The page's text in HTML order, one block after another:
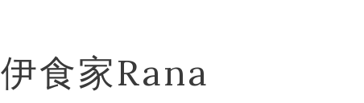
伊食家Rana